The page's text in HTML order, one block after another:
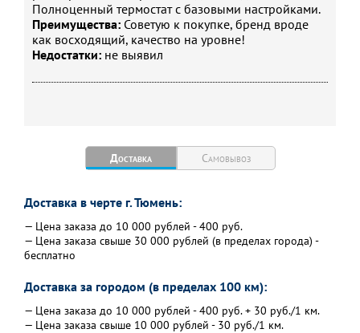
Полноценный термостат с базовыми настройками.
Преимущества: Советую к покупке, бренд вроде
как восходящий, качество на уровне!
Недостатки: не выявил
Доставка Самовывоз
Доставка в черте г. Тюмень:
— Цена заказа до 10 000 рублей - 400 руб.
— Цена заказа свыше 30 000 рублей (в пределах города) -
бесплатно
Доставка за городом (в пределах 100 км):
— Цена заказа до 10 000 рублей - 400 руб. + 30 руб./1 км.
— Цена заказа свыше 10 000 рублей - 30 руб./1 км.